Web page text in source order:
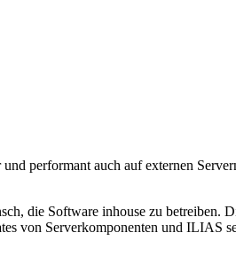
performant auch auf externen
die Software inhouse zu betreiben.
von Serverkomponenten und ILIAS